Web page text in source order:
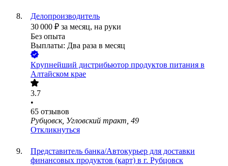
Делопроизводитель
30 000 ₽ за месяц, на руки
Без опыта
Выплаты: Два раза в месяц
Крупнейший дистрибьютор продуктов питания в
Алтайском крае
3.7
•
65 отзывов
Рубцовск, Угловский тракт, 49
Откликнуться
Представитель банка/Автокурьер для доставки
финансовых продуктов (карт) в г. Рубцовск